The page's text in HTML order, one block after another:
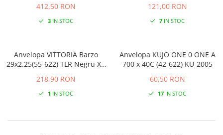
412,50 RON
3IN STOC
121,00 RON
7IN STOC
Anvelopa VITTORIA Barzo
29x2.25(55-622) TLR Negru XC
218,90 RON
1 IN STOC
Anvelopa KUJO ONE 0 ONE A
700 x 40C (42-622) KU-2005
60,50 RON
17IN STOC